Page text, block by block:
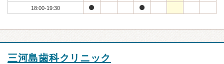
18:00-19:30
三河島歯科クリニック